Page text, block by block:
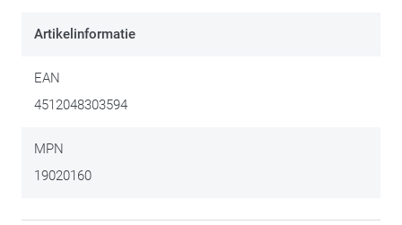
Artikelinformatie
EAN
4512048303594
MPN
19020160